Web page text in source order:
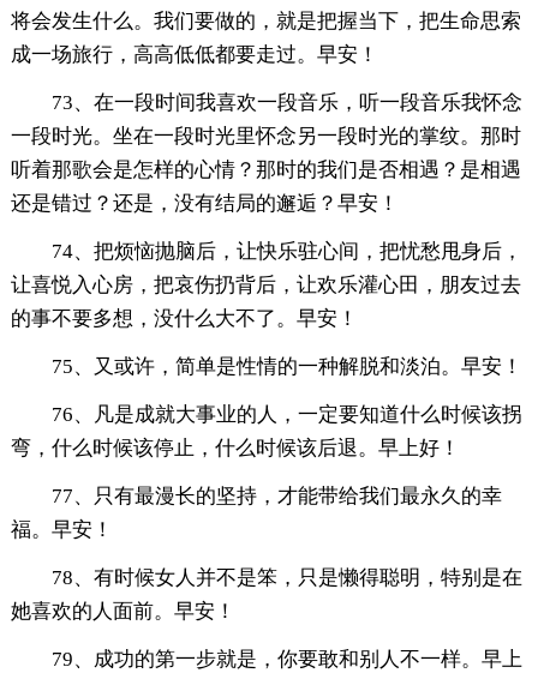
将会发生什么。我们要做的，就是把握当下，把生命思索
成一场旅行，高高低低都要走过。早安！
73、在一段时间我喜欢一段音乐，听一段音乐我怀念
一段时光。坐在一段时光里怀念另一段时光的掌纹。那时
听着那歌会是怎样的心情？那时的我们是否相遇？是相遇
还是错过？还是，没有结局的邂逅？早安！
74、把烦恼抛脑后，让快乐驻心间，把忧愁甩身后，
让喜悦入心房，把哀伤扔背后，让欢乐灌心田，朋友过去
的事不要多想，没什么大不了。早安！
75、又或许，简单是性情的一种解脱和淡泊。早安！
76、凡是成就大事业的人，一定要知道什么时候该拐
弯，什么时候该停止，什么时候该后退。早上好！
77、只有最漫长的坚持，才能带给我们最永久的幸
福。早安！
78、有时候女人并不是笨，只是懒得聪明，特别是在
她喜欢的人面前。早安！
79、成功的第一步就是，你要敢和别人不一样。早上